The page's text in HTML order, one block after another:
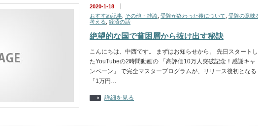
2020-1-18
おすすめ記事 その他・雑談 受験が終わった後について 受験の意味
考える 経済の話
絶望的な国で貧困層から抜け出す秘訣
こんにちは、中西です。 まずはお知らせから。 先日スタートし
たYouTubeの2時間動画の 「高評価10万人突破記念！感謝キャ
ンペーン」 で完全マスタープログラムが、リリース後初となる
「1万円…
詳細を見る